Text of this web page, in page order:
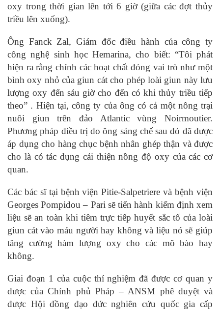
oxy trong thời gian lên tới 6 giờ (giữa các đợt thủy
triều lên xuống).
Ông Fanck Zal, Giám đốc điều hành của công ty
công nghệ sinh học Hemarina, cho biết: “Tôi phát
hiện ra rằng chính các hoạt chất đóng vai trò như một
bình oxy nhỏ của giun cát cho phép loài giun này lưu
lượng oxy đến sáu giờ cho đến có khi thủy triều tiếp
theo” . Hiện tại, công ty của ông có cả một nông trại
nuôi giun trên đảo Atlantic vùng Noirmoutier.
Phương pháp điều trị do ông sáng chế sau đó đã được
áp dụng cho hàng chục bệnh nhân ghép thận và được
cho là có tác dụng cải thiện nồng độ oxy của các cơ
quan.
Các bác sĩ tại bệnh viện Pitie-Salpetriere và bệnh viện
Georges Pompidou – Pari sẽ tiến hành kiểm định xem
liệu sẽ an toàn khi tiêm trực tiếp huyết sắc tố của loài
giun cát vào máu người hay không và liệu nó sẽ giúp
tăng cường hàm lượng oxy cho các mô bào hay
không.
Giai đoạn 1 của cuộc thí nghiệm đã được cơ quan y
dược của Chính phủ Pháp – ANSM phê duyệt và
được Hội đồng đạo đức nghiên cứu quốc gia cấp